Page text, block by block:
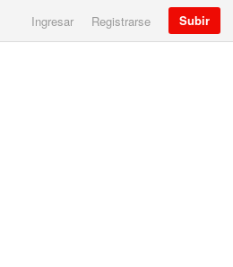
Ingresar Registrarse Subir